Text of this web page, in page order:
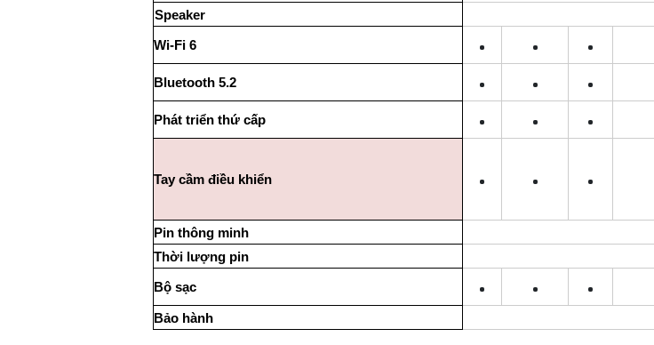
Speaker
Wi-Fi 6 • • •
Bluetooth 5.2 • • •
Phát triển thứ cấp • • •
Tay cầm điều khiển • • •
Pin thông minh
Thời lượng pin
Bộ sạc • • •
Bảo hành